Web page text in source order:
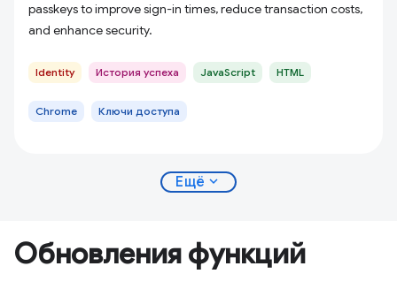
passkeys to improve sign-in times, reduce transaction costs,
and enhance security.
Identity История успеха JavaScript HTML
Chrome Ключи доступа
Ещё expand_more
Обновления функций